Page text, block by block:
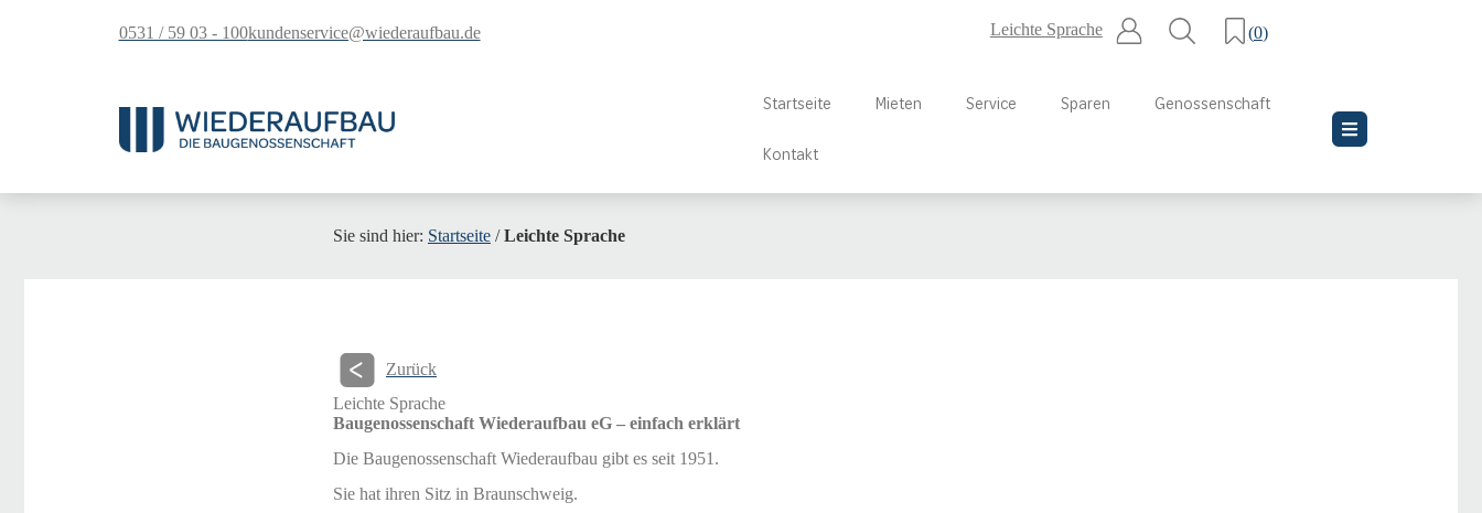
0531 / 59 03 - 100kundenservice@wiederaufbau.de Leichte Sprache (0)
Startseite Mieten Service Sparen Genossenschaft
Kontakt
Sie sind hier: Startseite /Leichte Sprache
Zurück
Leichte Sprache
Baugenossenschaft Wiederaufbau eG – einfach erklärt
Die Baugenossenschaft Wiederaufbau gibt es seit 1951.
Sie hat ihren Sitz in Braunschweig.